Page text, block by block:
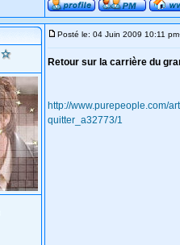
Posté le: 04 Juin 2009 10:11 pm
Retour sur la carrière du
http://www.purepeople.com/
quitter_a32773/1